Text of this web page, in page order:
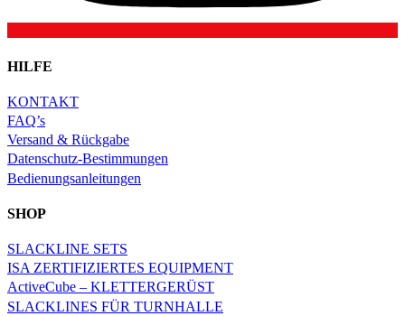
HILFE
KONTAKT
FAQ’s
Versand & Rückgabe
Datenschutz-Bestimmungen
Bedienungsanleitungen
SHOP
SLACKLINE SETS
ISA ZERTIFIZIERTES EQUIPMENT
ActiveCube – KLETTERGERÜST
SLACKLINES FÜR TURNHALLE